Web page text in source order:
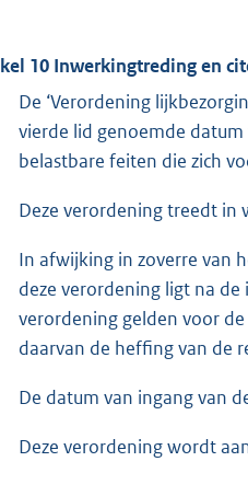
10 Inwerkingtreding en
De ‘Verordening
vierde lid genoemde
belastbare feiten die zich
Deze verordening treedt in
In afwijking in zoverre van
deze verordening ligt na
verordening gelden voor
daarvan de heffing van de
De datum van ingang van
Deze verordening wordt